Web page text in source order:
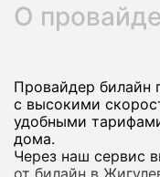
О
Провайдер билайн
с высокими
удобными
дома.
Через наш сервис
от билайн в